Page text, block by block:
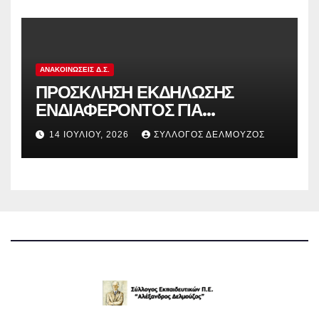
ΑΝΑΚΟΙΝΏΣΕΙΣ Δ.Σ.
ΠΡΟΣΚΛΗΣΗ ΕΚΔΗΛΩΣΗΣ
ΕΝΔΙΑΦΕΡΟΝΤΟΣ ΓΙΑ
ΚΑΤΑΣΚΗΝΩΣΕΙΣ ΔΟΕ
14 ΙΟΥΛΊΟΥ, 2026 ΣΎΛΛΟΓΟΣ ΔΕΛΜΟΎΖΟΣ